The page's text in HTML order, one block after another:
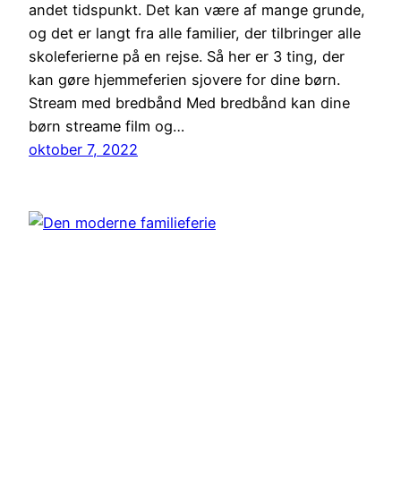
andet tidspunkt. Det kan være af mange grunde,
og det er langt fra alle familier, der tilbringer alle
skoleferierne på en rejse. Så her er 3 ting, der
kan gøre hjemmeferien sjovere for dine børn.
Stream med bredbånd Med bredbånd kan dine
børn streame film og…
oktober 7, 2022